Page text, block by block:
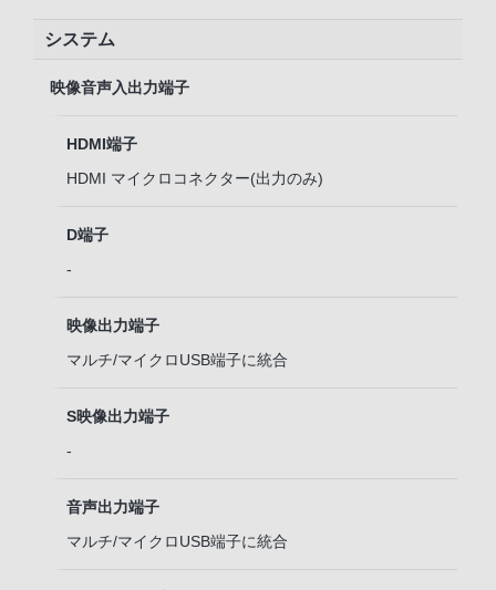
システム
映像音声入出力端子
HDMI端子
HDMI マイクロコネクター(出力のみ)
D端子
-
映像出力端子
マルチ/マイクロUSB端子に統合
S映像出力端子
-
音声出力端子
マルチ/マイクロUSB端子に統合